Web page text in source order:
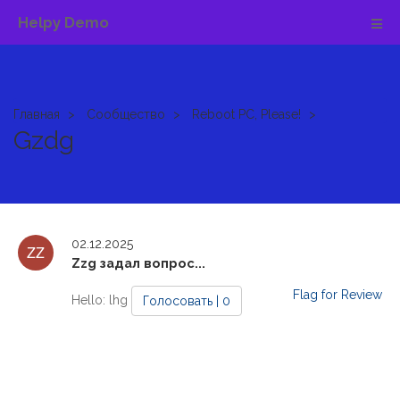
Helpy Demo
Главная Сообщество Reboot PC, Please!
Gzdg
02.12.2025
Zzg задал вопрос...
Hello: lhg Голосовать | 0 Flag for Review